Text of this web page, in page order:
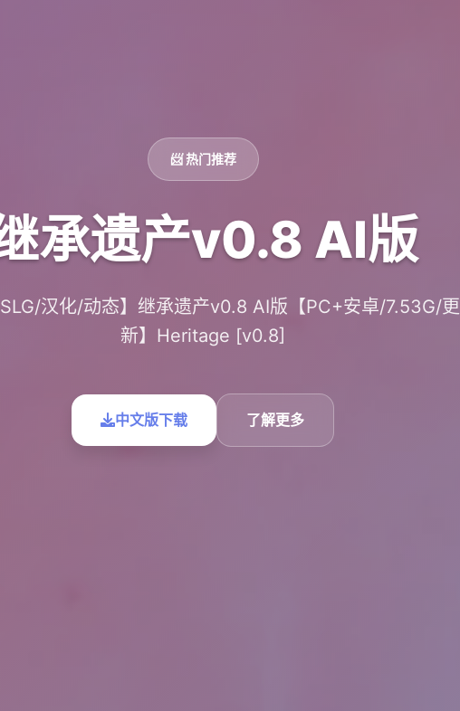
📨 热门推荐
承遗产v0.8 AI版
汉化/动态】继承遗产v0.8 AI版【PC+安卓/7.53G/更
新】Heritage [v0.8]
中文版下载 了解更多